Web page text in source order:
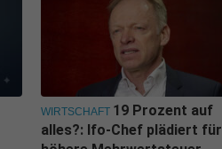
WIRTSCHAFT 19 Prozent auf
alles?: Ifo-Chef plädiert für